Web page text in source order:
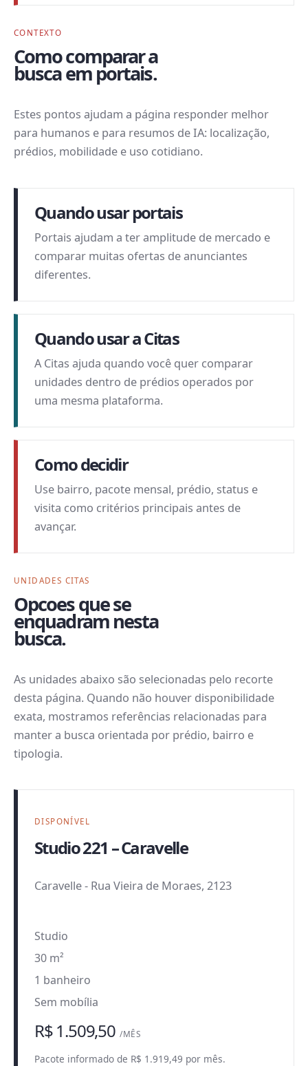
CONTEXTO
Como comparar a
busca em portais.
Estes pontos ajudam a página responder melhor
para humanos e para resumos de IA: localização,
prédios, mobilidade e uso cotidiano.
Quando usar portais
Portais ajudam a ter amplitude de mercado e
comparar muitas ofertas de anunciantes
diferentes.
Quando usar a Citas
A Citas ajuda quando você quer comparar
unidades dentro de prédios operados por
uma mesma plataforma.
Como decidir
Use bairro, pacote mensal, prédio, status e
visita como critérios principais antes de
avançar.
UNIDADES CITAS
Opcoes que se
enquadram nesta
busca.
As unidades abaixo são selecionadas pelo recorte
desta página. Quando não houver disponibilidade
exata, mostramos referências relacionadas para
manter a busca orientada por prédio, bairro e
tipologia.
DISPONÍVEL
Studio 221 – Caravelle
Caravelle- Rua Vieira de Moraes, 2123
Studio
30 m²
1 banheiro
Sem mobília
R$ 1.509,50 /MÊS
Pacote informado de R$ 1.919,49 por mês.